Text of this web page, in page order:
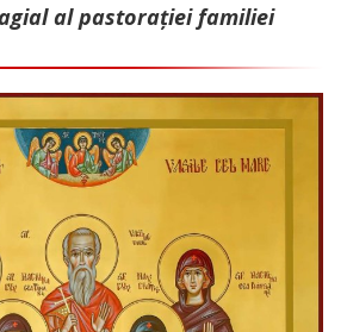
al pastorației familiei